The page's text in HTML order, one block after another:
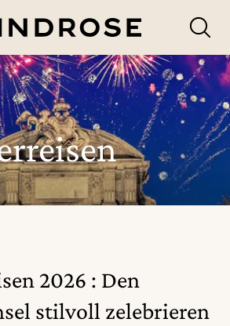
Anfrage senden
2026 : Den
stilvoll zelebrieren